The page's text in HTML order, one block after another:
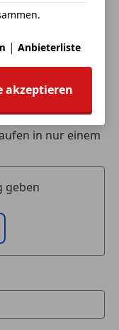
durch seine
Feeling sind,
oder eine
Abwicklung
in nur einem
geben
| Anbieterliste
akzeptieren